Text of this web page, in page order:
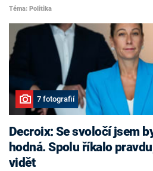
Téma: Politika
7 fotografií
Decroix: Se svoločí jsem
hodná. Spolu říkalo
vidět